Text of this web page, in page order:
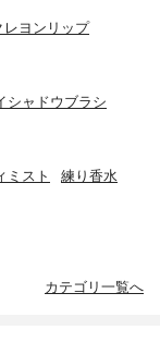
レヨンリップ
シャドウブラシ
ミスト 練り香水
カテゴリ一覧へ